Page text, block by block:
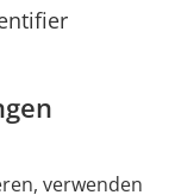
verwenden